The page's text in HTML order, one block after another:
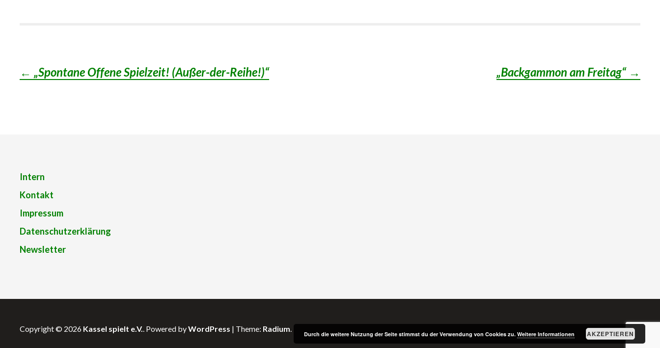
Post
← „Spontane Offene Spielzeit! (Außer-der-Reihe!)“ „Backgammon am Freitag“ →
Intern
Kontakt
Impressum
Datenschutzerklärung
Newsletter
Copyright © 2026 Kassel spielt e.V. . Powered byWordPress | Theme: Radium
Durch die weitere Nutzung der Seite stimmst du der Verwendung von Cookies zu. Weitere Informationen AKZEPTIEREN